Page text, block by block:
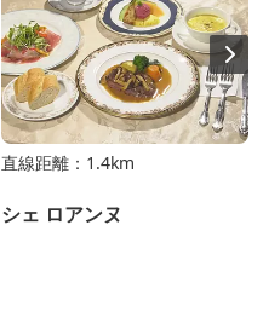
直線距離：1.4km
シェ ロアンヌ